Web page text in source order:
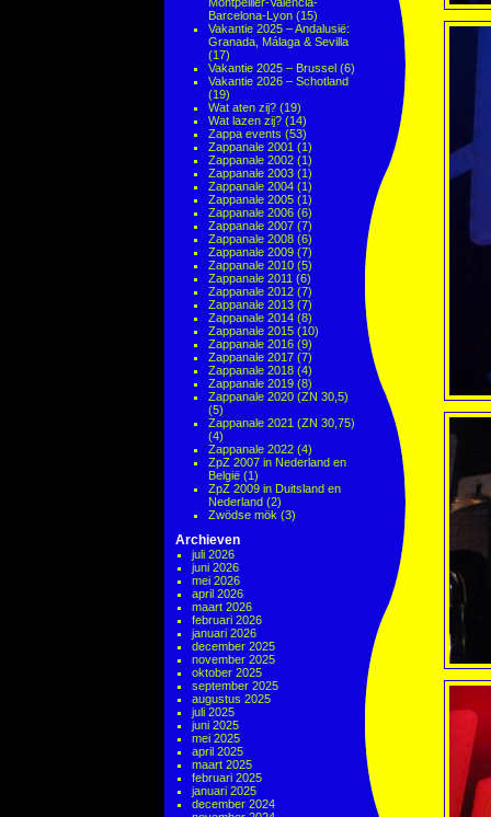
Barcelona-Lyon (15)
Vakantie 2025 – Andalusië:
Granada, Málaga & Sevilla
(17)
Vakantie 2025 – Brussel (6)
Vakantie 2026 – Schotland
(19)
Wat aten zij? (19)
Wat lazen zij? (14)
Zappa events (53)
Zappanale 2001 (1)
Zappanale 2002 (1)
Zappanale 2003 (1)
Zappanale 2004 (1)
Zappanale 2005 (1)
Zappanale 2006 (6)
Zappanale 2007 (7)
Zappanale 2008 (6)
Zappanale 2009 (7)
Zappanale 2010 (5)
Zappanale 2011 (6)
Zappanale 2012 (7)
Zappanale 2013 (7)
Zappanale 2014 (8)
Zappanale 2015 (10)
Zappanale 2016 (9)
Zappanale 2017 (7)
Zappanale 2018 (4)
Zappanale 2019 (8)
Zappanale 2020 (ZN 30,5)
(5)
Zappanale 2021 (ZN 30,75)
(4)
Zappanale 2022 (4)
ZpZ 2007 in Nederland en
België (1)
ZpZ 2009 in Duitsland en
Nederland (2)
Zwödse mök (3)
Archieven
juli 2026
juni 2026
mei 2026
april 2026
maart 2026
februari 2026
januari 2026
december 2025
november 2025
oktober 2025
september 2025
augustus 2025
juli 2025
juni 2025
mei 2025
april 2025
maart 2025
februari 2025
januari 2025
december 2024